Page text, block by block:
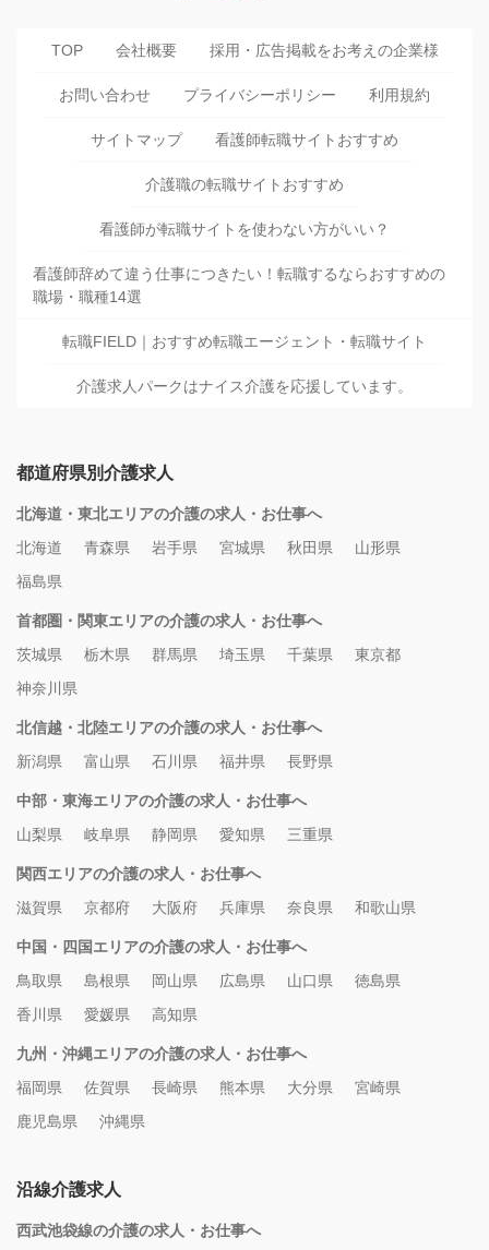
TOP 会社概要 採用・広告掲載をお考えの企業様
お問い合わせ プライバシーポリシー 利用規約
サイトマップ 看護師転職サイトおすすめ
介護職の転職サイトおすすめ
看護師が転職サイトを使わない方がいい？
看護師辞めて違う仕事につきたい！転職するならおすすめの
職場・職種14選
転職FIELD｜おすすめ転職エージェント・転職サイト
介護求人パークはナイス介護を応援しています。
都道府県別介護求人
北海道・東北エリアの介護の求人・お仕事へ
北海道
青森県 岩手県 宮城県 秋田県
山形県
福島県
首都圏・関東エリアの介護の求人・お仕事へ
茨城県
栃木県 群馬県 埼玉県 千葉県
東京都
神奈川県
北信越・北陸エリアの介護の求人・お仕事へ
新潟県
富山県 石川県 福井県 長野県
中部・東海エリアの介護の求人・お仕事へ
山梨県
岐阜県 静岡県 愛知県 三重県
関西エリアの介護の求人・お仕事へ
滋賀県
京都府 大阪府 兵庫県 奈良県 和歌山県
中国・四国エリアの介護の求人・お仕事へ
鳥取県
島根県 岡山県 広島県 山口県
徳島県
香川県
愛媛県 高知県
九州・沖縄エリアの介護の求人・お仕事へ
福岡県
佐賀県 長崎県 熊本県 大分県
宮崎県
鹿児島県
沖縄県
沿線介護求人
西武池袋線の介護の求人・お仕事へ